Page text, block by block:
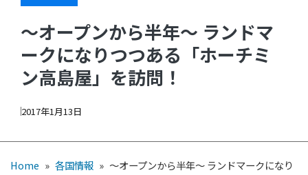
～オープンから半年～ ランドマ
ークになりつつある「ホーチミ
ン高島屋」を訪問！
2017年1月13日
Home » 各国情報 » ～オープンから半年～ ランドマークになり